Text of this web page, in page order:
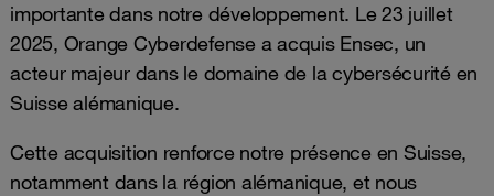
importante dans notre développement. Le 23 juillet
2025, Orange Cyberdefense a acquis Ensec, un
acteur majeur dans le domaine de la cybersécurité en
Suisse alémanique.
Cette acquisition renforce notre présence en Suisse,
notamment dans la région alémanique, et nous